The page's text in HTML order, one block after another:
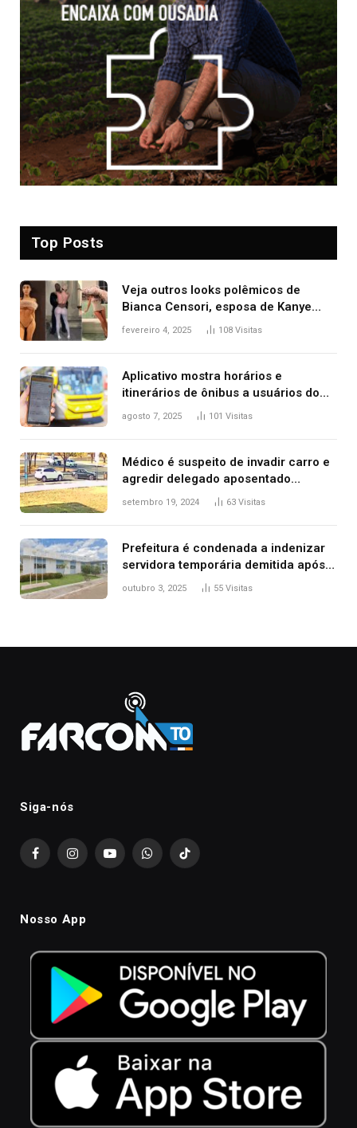
Top Posts
Veja outros looks polêmicos de
Bianca Censori, esposa de Kanye
West que apareceu nua no Grammy
fevereiro 4, 2025 108 Visitas
Aplicativo mostra horários e
itinerários de ônibus a usuários do
transporte público de Palmas; confira
agosto 7, 2025 101 Visitas
Médico é suspeito de invadir carro e
agredir delegado aposentado
durante confusão no trânsito
setembro 19, 2024 63 Visitas
Prefeitura é condenada a indenizar
servidora temporária demitida após
nascimento da filha
outubro 3, 2025 55 Visitas
Siga-nós
FacebookInstagramYouTubeWhatsAppTikTok
Nosso App